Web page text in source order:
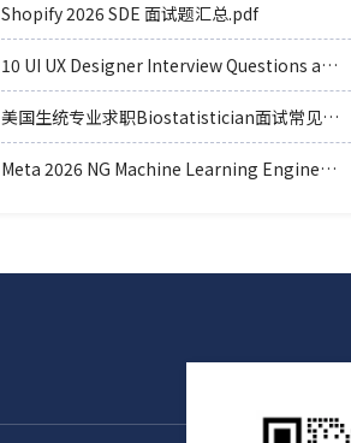
Shopify 2026 SDE 面试题汇总.pdf
10 UI UX Designer Interview Questions and Answers.pdf
美国生统专业求职Biostatistician面试常见例题题型.pdf
Meta 2026 NG Machine Learning Engineer coding轮面参考.pdf